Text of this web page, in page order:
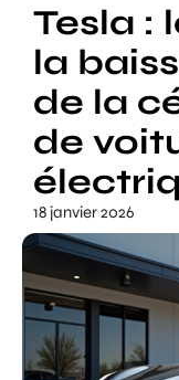
Tesla :
la
de la
de
18 janvier 2026